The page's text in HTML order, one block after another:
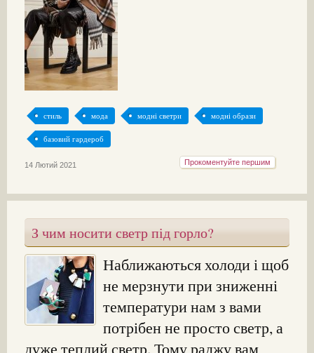
стиль мода модні светри модні образи
базовий гардероб
Прокоментуйте першим
14 Лютий 2021
З чим носити светр під горло?
Наближаються холоди і щоб
не мерзнути при зниженні
температури нам з вами
потрібен не просто светр, а
дуже теплий светр. Тому раджу вам